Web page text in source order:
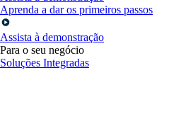
Aprenda a dar os primeiros passos
Assista à demonstração
Para o seu negócio
Soluções Integradas